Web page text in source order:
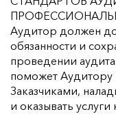
Аудитор должен
обязанности и
проведении
поможет Аудитору
Заказчиками,
и оказывать услуги